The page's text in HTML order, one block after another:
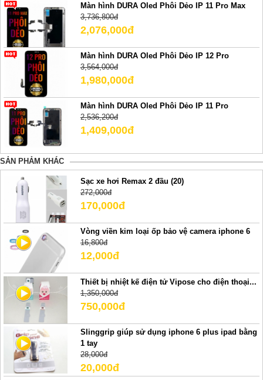
Màn hình DURA Oled Phôi Dẻo IP 11 Pro Max
3,736,800đ
2,076,000đ
Màn hình DURA Oled Phôi Dẻo IP 12 Pro
3,564,000đ
1,980,000đ
Màn hình DURA Oled Phôi Dẻo IP 11 Pro
2,536,200đ
1,409,000đ
SẢN PHẢM KHÁC
Sạc xe hơi Remax 2 đầu (20)
272,000đ
170,000đ
Vòng viền kim loại ốp bảo vệ camera iphone 6
16,800đ
12,000đ
Thiết bị nhiệt kế điện tử Vipose cho điện thoại...
1,350,000đ
750,000đ
Slinggrip giúp sử dụng iphone 6 plus ipad bằng
1 tay
28,000đ
20,000đ